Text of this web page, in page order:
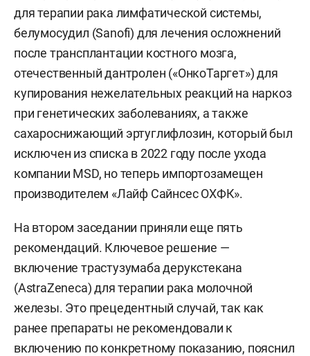
для терапии рака лимфатической системы,
белумосудил (Sanofi) для лечения осложнений
после трансплантации костного мозга,
отечественный дантролен («ОнкоТаргет») для
купирования нежелательных реакций на наркоз
при генетических заболеваниях, а также
сахароснижающий эртуглифлозин, который был
исключен из списка в 2022 году после ухода
компании MSD, но теперь импортозамещен
производителем «Лайф Сайнсес ОХФК».
На втором заседании приняли еще пять
рекомендаций. Ключевое решение —
включение трастузумаба дерукстекана
(AstraZeneca) для терапии рака молочной
железы. Это прецедентный случай, так как
ранее препараты не рекомендовали к
включению по конкретному показанию, пояснил